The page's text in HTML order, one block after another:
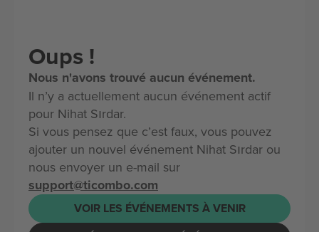
Oups !
Nous n'avons trouvé aucun événement.
Il n’y a actuellement aucun événement actif
pour Nihat Sırdar.
Si vous pensez que c’est faux, vous pouvez
ajouter un nouvel événement Nihat Sırdar ou
nous envoyer un e-mail sur
support@ticombo.com
VOIR LES ÉVÉNEMENTS À VENIR